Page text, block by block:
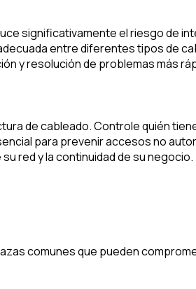
significativamente el riesgo de
entre diferentes tipos de
y resolución de problemas más
de cableado. Controle quién
para prevenir accesos no
red y la continuidad de su negocio.
comunes que pueden